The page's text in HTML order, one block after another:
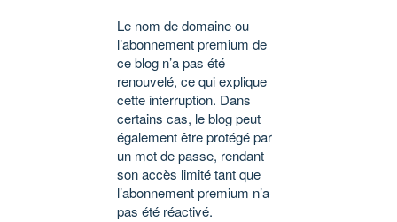
Le nom de domaine ou
l’abonnement premium de
ce blog n’a pas été
renouvelé, ce qui explique
cette interruption. Dans
certains cas, le blog peut
également être protégé par
un mot de passe, rendant
son accès limité tant que
l’abonnement premium n’a
pas été réactivé.